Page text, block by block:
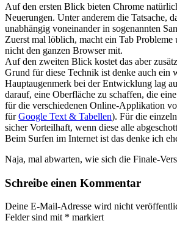
Auf den ersten Blick bieten Chrome
Neuerungen. Unter anderem die Tatsache,
unabhängig voneinander in sogenannten
Zuerst mal löblich, macht ein Tab Probleme
nicht den ganzen Browser mit.
Auf den zweiten Blick kostet das aber
Grund für diese Technik ist denke auch ein
Hauptaugenmerk bei der Entwicklung lag
darauf, eine Oberfläche zu schaffen, die
für die verschiedenen Online-Applikation
fürGoogle Text & Tabellen). Für die
sicher Vorteilhaft, wenn diese alle
Beim Surfen im Internet ist das denke ich
Naja, mal abwarten, wie sich die Finale-
Schreibe einen Kommentar
Deine E-Mail-Adresse wird nicht
Felder sind mit * markiert